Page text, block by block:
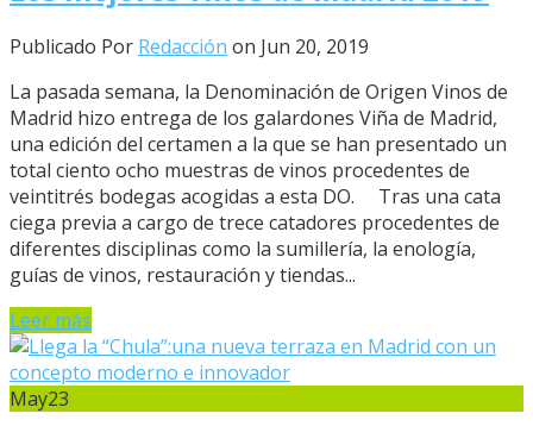
Publicado Por Redacción on Jun 20, 2019
La pasada semana, la Denominación de Origen Vinos de
Madrid hizo entrega de los galardones Viña de Madrid,
una edición del certamen a la que se han presentado un
total ciento ocho muestras de vinos procedentes de
veintitrés bodegas acogidas a esta DO. Tras una cata
ciega previa a cargo de trece catadores procedentes de
diferentes disciplinas como la sumillería, la enología,
guías de vinos, restauración y tiendas...
Leer más
May23